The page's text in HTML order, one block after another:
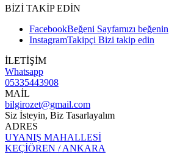
BİZİ TAKİP EDİN
FacebookBeğeni Sayfamızı beğenin
InstagramTakipçi Bizi takip edin
İLETİŞİM
Whatsapp
05335443908
MAİL
bilgirozet@gmail.com
Siz İsteyin, Biz Tasarlayalım
ADRES
UYANIŞ MAHALLESİ
KEÇİÖREN / ANKARA